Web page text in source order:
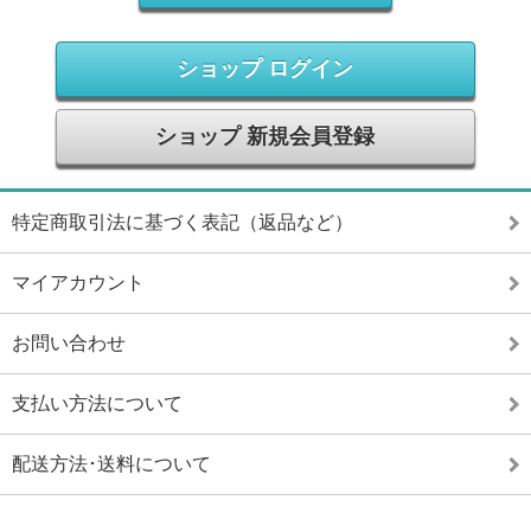
ショップ ログイン
ショップ 新規会員登録
特定商取引法に基づく表記（返品など）
マイアカウント
お問い合わせ
支払い方法について
配送方法･送料について